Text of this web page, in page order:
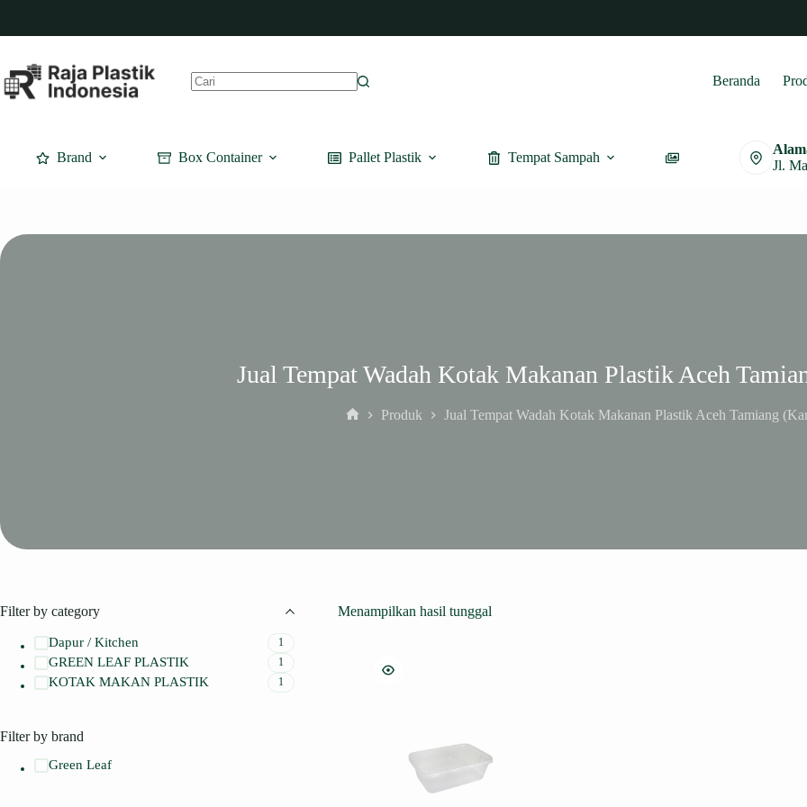
content
Beranda
Brand Box Container Pallet Plastik Tempat Sampah
Jl.
Jual Tempat Wadah Kotak Makanan Plastik Aceh
Produk Jual Tempat Wadah Kotak Makanan Plastik Aceh Tamiang
Menampilkan hasil tunggal
Filter by category
Dapur / Kitchen 1
GREEN LEAF PLASTIK 1
KOTAK MAKAN PLASTIK 1
Filter by brand
Green Leaf